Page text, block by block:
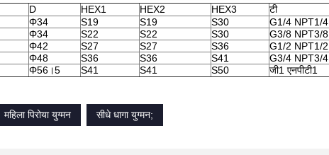
D HEX1 HEX2 HEX3
टी
Φ34 S19 S19 S30
G1/4 NPT1/4
Φ34 S22 S22 S30
G3/8 NPT3/8
Φ42 S27 S27 S36
G1/2 NPT1/2
Φ48 S36 S36 S41
G3/4 NPT3/4
Φ56।5 S41 S41 S50 जी1 एनपीटी1
महिला पिरोया युग्मन सीधे धागा युग्मन;